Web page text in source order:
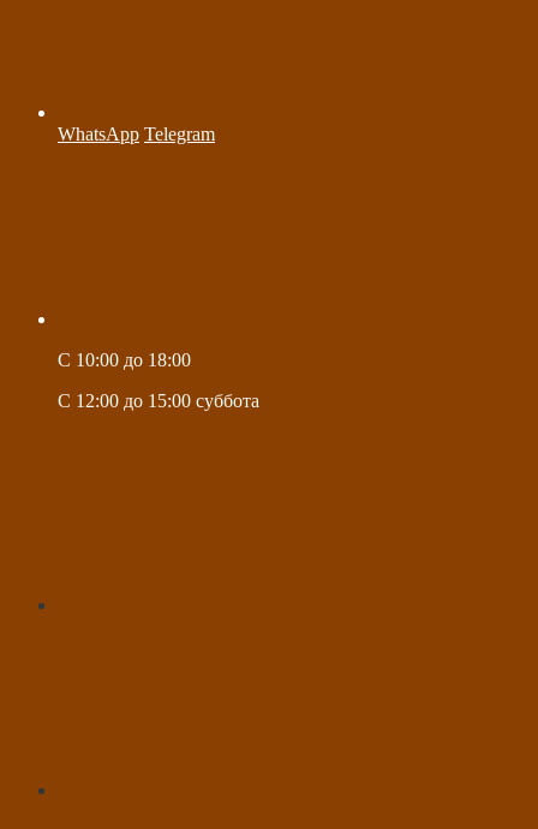
WhatsApp Telegram
C 10:00 до 18:00
C 12:00 до 15:00 суббота